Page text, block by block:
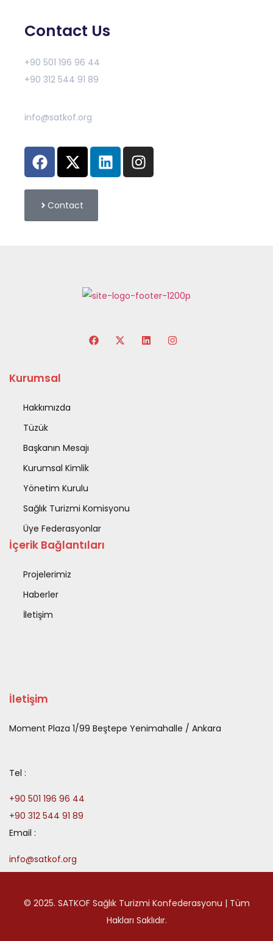
Contact Us
+90 501 196 96 44
+90 312 544 91 89
info@satkof.org
Contact
Kurumsal
Hakkımızda
Tüzük
Başkanın Mesajı
Kurumsal Kimlik
Yönetim Kurulu
Sağlık Turizmi Komisyonu
Üye Federasyonlar
İçerik Bağlantıları
Projelerimiz
Haberler
İletişim
İletişim
Moment Plaza 1/99 Beştepe Yenimahalle / Ankara
Tel :
+90 501 196 96 44
+90 312 544 91 89
Email :
info@satkof.org
© 2025. SATKOF Sağlık Turizmi Konfederasyonu | Tüm
Hakları Saklıdır.